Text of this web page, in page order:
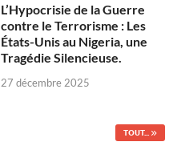
L’Hypocrisie de la Guerre
contre le Terrorisme : Les
États-Unis au Nigeria, une
Tragédie Silencieuse.
27 décembre 2025
TOUT...